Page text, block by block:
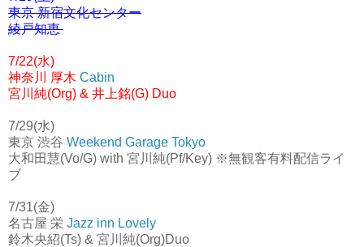
東京 新宿文化センター
綾戸知恵
7/22(水)
神奈川 厚木 Cabin
宮川純(Org) & 井上銘(G) Duo
7/29(水)
東京 渋谷 Weekend Garage Tokyo
大和田慧(Vo/G) with 宮川純(Pf/Key) ※無観客有料配信ライ
ブ
7/31(金)
名古屋 栄 Jazz inn Lovely
鈴木央紹(Ts) & 宮川純(Org)Duo